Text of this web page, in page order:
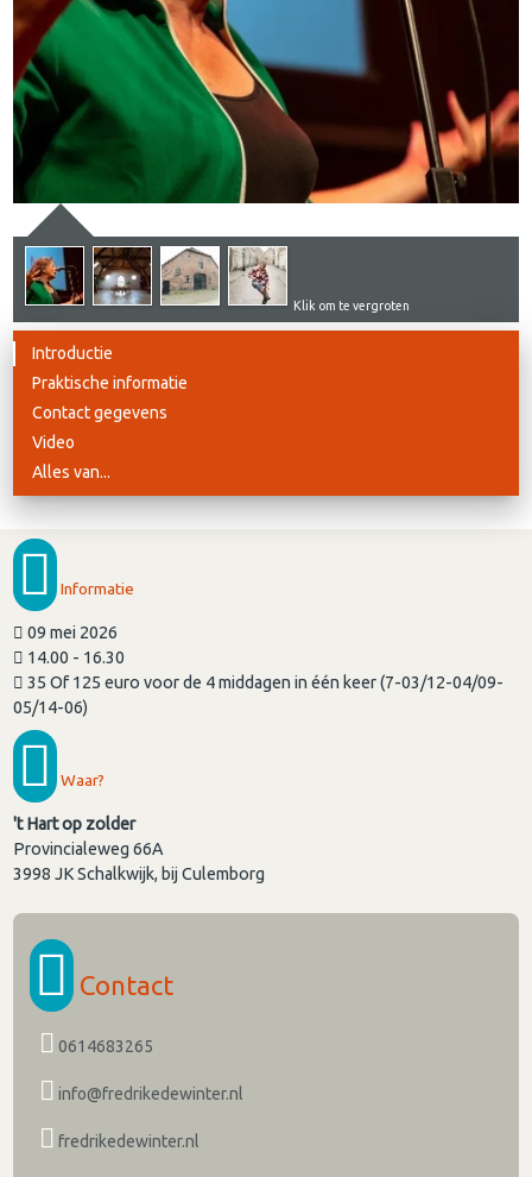
Klik om te vergroten
Introductie
Praktische informatie
Contact gegevens
Video
Alles van...
Informatie
09 mei 2026
14.00 - 16.30
35 Of 125 euro voor de 4 middagen in één keer (7-03/12-04/09-
05/14-06)
Waar?
't Hart op zolder
Provincialeweg 66A
3998 JKSchalkwijk, bij Culemborg
Contact
0614683265
info@fredrikedewinter.nl
fredrikedewinter.nl